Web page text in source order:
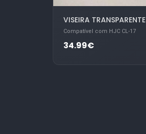
VISEIRA TRANSPARENTE
Compatível com HJC CL-17
34.99€